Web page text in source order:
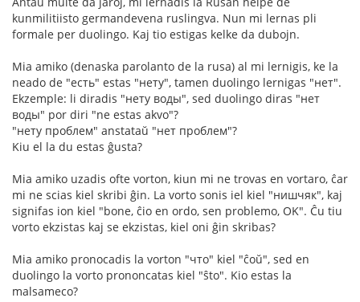
kunmilitiisto germandevena ruslingva. Nun mi lernas pli
formale per duolingo. Kaj tio estigas kelke da dubojn.
Mia amiko (denaska parolanto de la rusa) al mi lernigis, ke la
neado de "есть" estas "нету", tamen duolingo lernigas "нет".
Ekzemple: li diradis "нету воды", sed duolingo diras "нет
воды" por diri "ne estas akvo"?
"нету проблем" anstataŭ "нет проблем"?
Kiu el la du estas ĝusta?
Mia amiko uzadis ofte vorton, kiun mi ne trovas en vortaro, ĉar
mi ne scias kiel skribi ĝin. La vorto sonis iel kiel "нишчяк", kaj
signifas ion kiel "bone, ĉio en ordo, sen problemo, OK". Ĉu tiu
vorto ekzistas kaj se ekzistas, kiel oni ĝin skribas?
Mia amiko pronocadis la vorton "что" kiel "ĉoŭ", sed en
duolingo la vorto prononcatas kiel "ŝto". Kio estas la
malsameco?